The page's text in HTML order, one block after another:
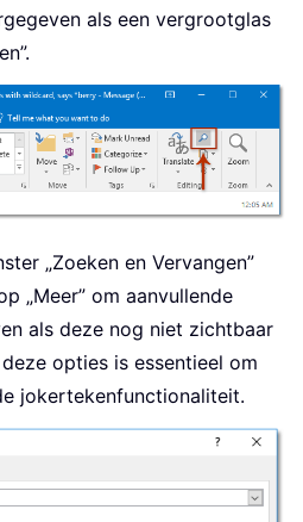
als een vergrootglas
„Zoeken en Vervangen”
„Meer” om aanvullende
als deze nog niet zichtbaar
opties is essentieel om
jokertekenfunctionaliteit.